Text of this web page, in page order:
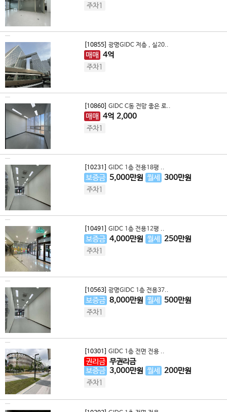
주차1
[10855] 광명GIDC 저층 , 실20..
매매 4억
주차1
[10860] GIDC C동 전망 좋은 로..
매매 4억 2,000
주차1
[10231] GIDC 1층 전용18평 ..
보증금 5,000만원 월세 300만원
주차1
[10491] GIDC 1층 전용12평 ..
보증금 4,000만원 월세 250만원
주차1
[10563] 광명GIDC 1층 전용37..
보증금 8,000만원 월세 500만원
주차1
[10301] GIDC 1층 전면 전용 ..
권리금 무권리금
보증금 3,000만원 월세 200만원
주차1